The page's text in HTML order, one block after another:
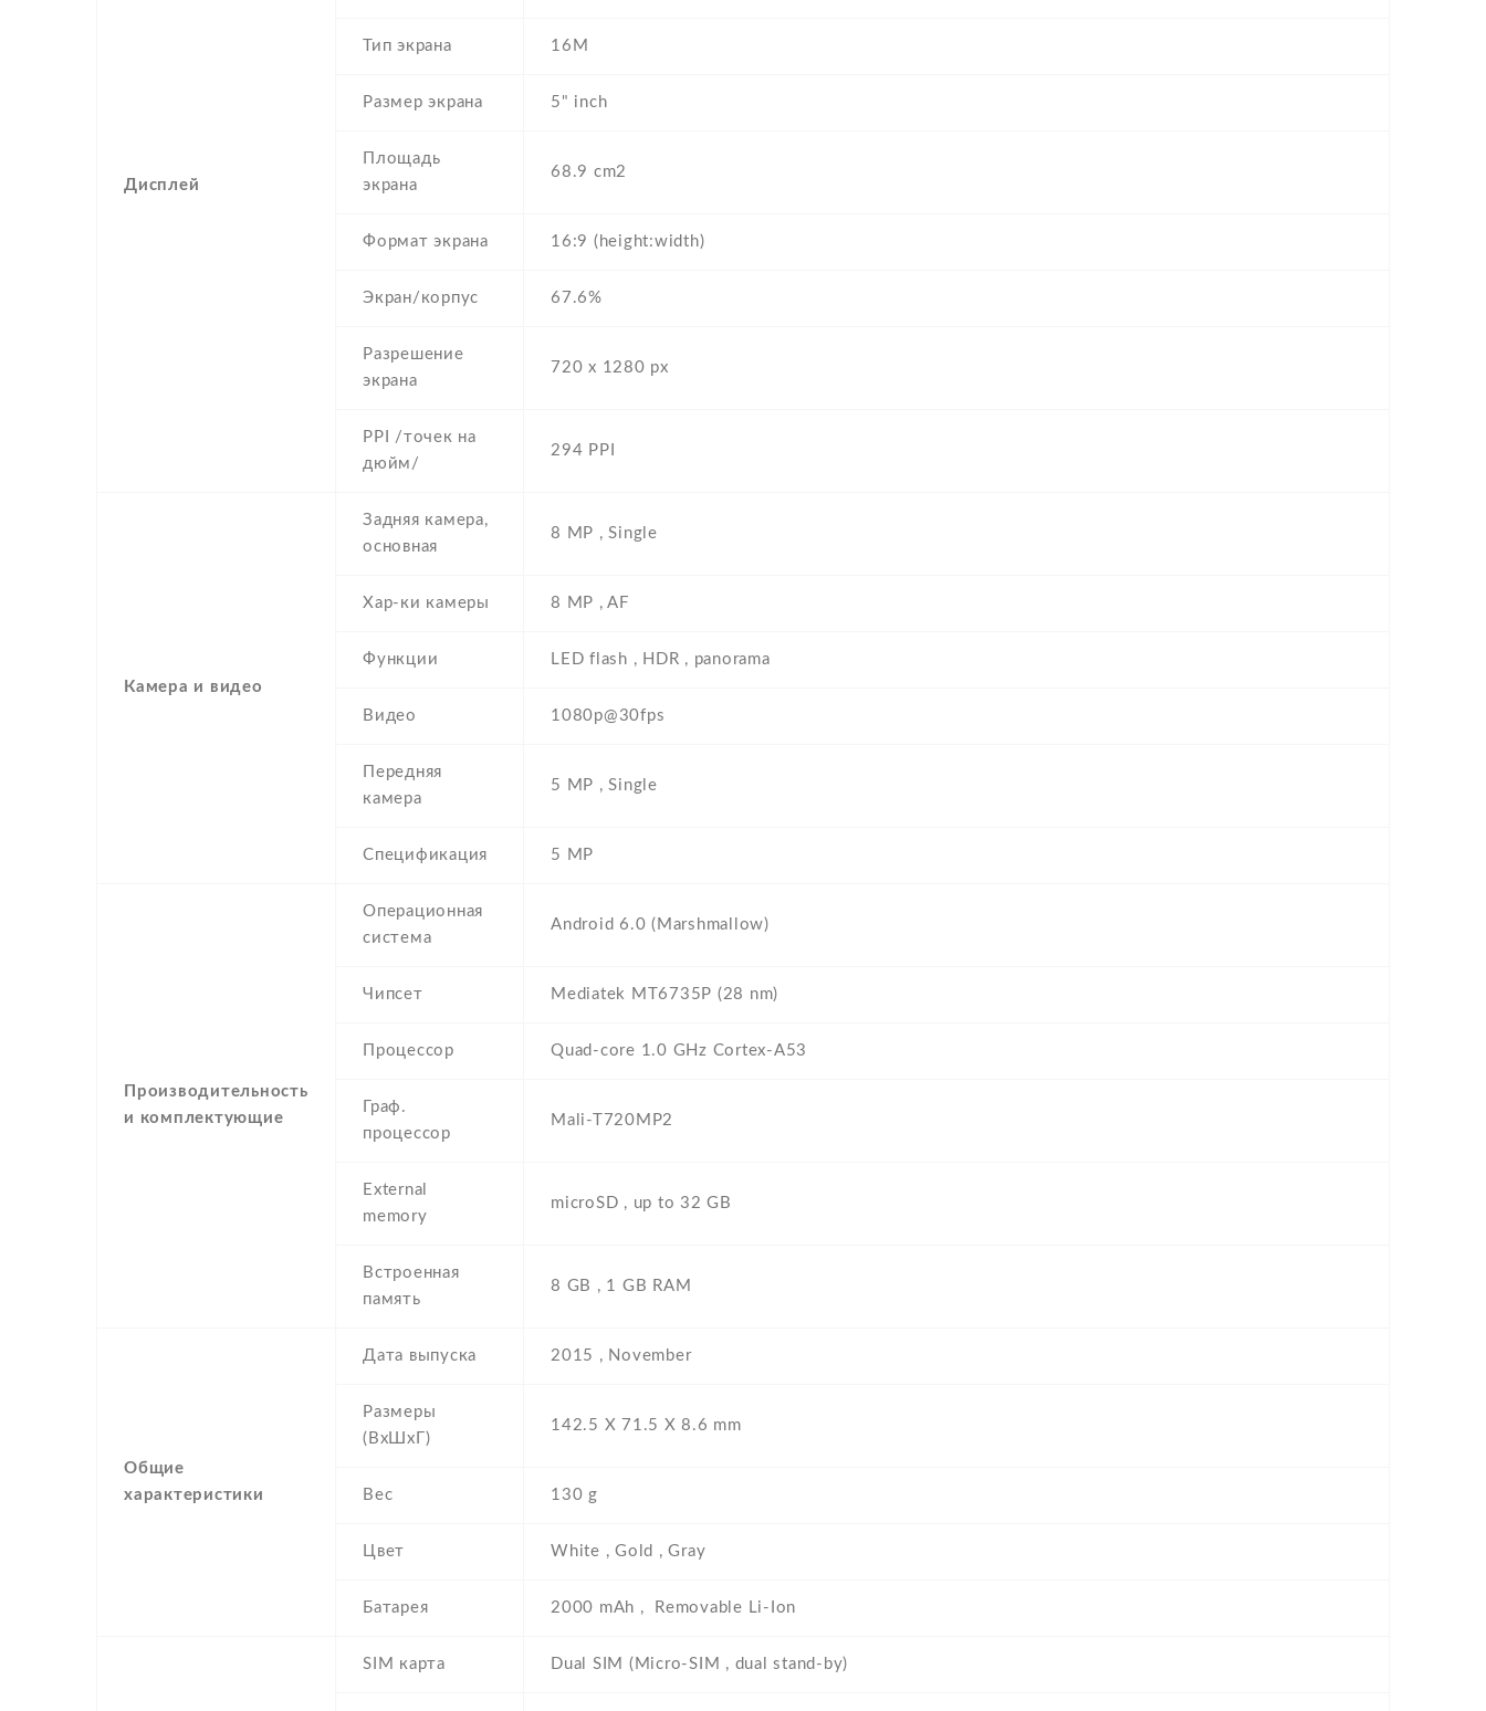
Дисплей
Тип экрана 16M
Размер экрана 5" inch
Площадь
экрана
68.9 cm2
Формат экрана 16:9 (height:width)
Экран/корпус 67.6%
Разрешение
экрана
720 x 1280 px
PPI /точек на
дюйм/
294 PPI
Камера и видео
Задняя камера,
основная
8 MP , Single
Хар-ки камеры 8 MP , AF
Функции LED flash , HDR , panorama
Видео 1080p@30fps
Передняя
камера
5 MP , Single
Спецификация 5 MP
Производительность
и комплектующие
Операционная
система
Android 6.0 (Marshmallow)
Чипсет Mediatek MT6735P (28 nm)
Процессор Quad-core 1.0 GHz Cortex-A53
Граф.
процессор
Mali-T720MP2
External
memory
microSD , up to 32 GB
Встроенная
память
8 GB , 1 GB RAM
Общие
характеристики
Дата выпуска 2015 , November
Размеры
(ВхШхГ)
142.5 Х 71.5 Х 8.6 mm
Вес 130 g
Цвет White , Gold , Gray
Батарея 2000 mAh , Removable Li-Ion
SIM карта Dual SIM (Micro-SIM , dual stand-by)